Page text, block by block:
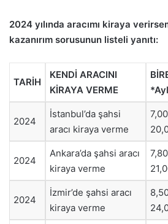
2024 yılında aracımı kiraya
kazanırım sorusunun listeli yanıtı:
TARİH
KENDİ ARACINI
KİRAYA VERME
2024
İstanbul’da şahsi
aracı kiraya verme
2024
Ankara’da şahsi aracı
kiraya verme
2024
İzmir’de şahsi aracı
kiraya verme